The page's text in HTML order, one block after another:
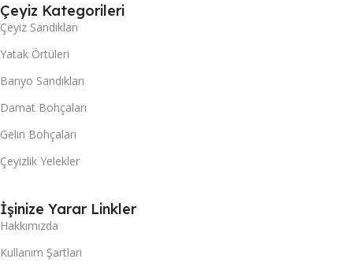
Çeyiz Kategorileri
Çeyiz Sandıkları
Yatak Örtüleri
Banyo Sandıkları
Damat Bohçaları
Gelin Bohçaları
Çeyizlik Yelekler
İşinize Yarar Linkler
Hakkımızda
Kullanım Şartları